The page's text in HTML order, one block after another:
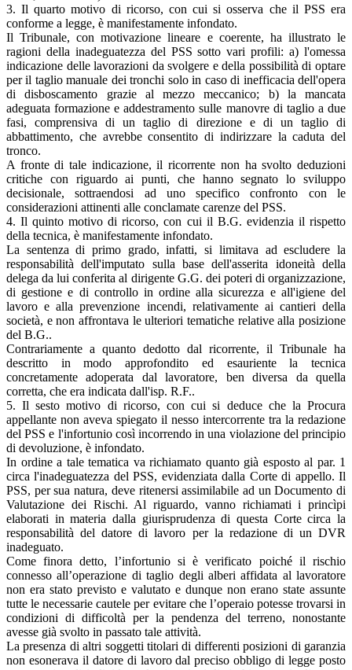
3. Il quarto motivo di ricorso, con cui si osserva che il PSS era
conforme a legge, è manifestamente infondato.
Il Tribunale, con motivazione lineare e coerente, ha illustrato le
ragioni della inadeguatezza del PSS sotto vari profili: a) l'omessa
indicazione delle lavorazioni da svolgere e della possibilità di optare
per il taglio manuale dei tronchi solo in caso di inefficacia dell'opera
di disboscamento grazie al mezzo meccanico; b) la mancata
adeguata formazione e addestramento sulle manovre di taglio a due
fasi, comprensiva di un taglio di direzione e di un taglio di
abbattimento, che avrebbe consentito di indirizzare la caduta del
tronco.
A fronte di tale indicazione, il ricorrente non ha svolto deduzioni
critiche con riguardo ai punti, che hanno segnato lo sviluppo
decisionale, sottraendosi ad uno specifico confronto con le
considerazioni attinenti alle conclamate carenze del PSS.
4. Il quinto motivo di ricorso, con cui il B.G. evidenzia il rispetto
della tecnica, è manifestamente infondato.
La sentenza di primo grado, infatti, si limitava ad escludere la
responsabilità dell'imputato sulla base dell'asserita idoneità della
delega da lui conferita al dirigente G.G. dei poteri di organizzazione,
di gestione e di controllo in ordine alla sicurezza e all'igiene del
lavoro e alla prevenzione incendi, relativamente ai cantieri della
società, e non affrontava le ulteriori tematiche relative alla posizione
del B.G..
Contrariamente a quanto dedotto dal ricorrente, il Tribunale ha
descritto in modo approfondito ed esauriente la tecnica
concretamente adoperata dal lavoratore, ben diversa da quella
corretta, che era indicata dall'isp. R.F..
5. Il sesto motivo di ricorso, con cui si deduce che la Procura
appellante non aveva spiegato il nesso intercorrente tra la redazione
del PSS e l'infortunio così incorrendo in una violazione del principio
di devoluzione, è infondato.
In ordine a tale tematica va richiamato quanto già esposto al par. 1
circa l'inadeguatezza del PSS, evidenziata dalla Corte di appello. Il
PSS, per sua natura, deve ritenersi assimilabile ad un Documento di
Valutazione dei Rischi. Al riguardo, vanno richiamati i princìpi
elaborati in materia dalla giurisprudenza di questa Corte circa la
responsabilità del datore di lavoro per la redazione di un DVR
inadeguato.
Come finora detto, l’infortunio si è verificato poiché il rischio
connesso all’operazione di taglio degli alberi affidata al lavoratore
non era stato previsto e valutato e dunque non erano state assunte
tutte le necessarie cautele per evitare che l’operaio potesse trovarsi in
condizioni di difficoltà per la pendenza del terreno, nonostante
avesse già svolto in passato tale attività.
La presenza di altri soggetti titolari di differenti posizioni di garanzia
non esonerava il datore di lavoro dal preciso obbligo di legge posto